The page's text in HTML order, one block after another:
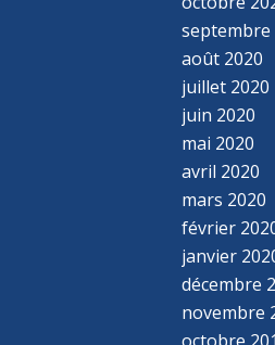
septembre
août 2020
juillet 2020
juin 2020
mai 2020
avril 2020
mars 2020
février
janvier
décembre
novembre